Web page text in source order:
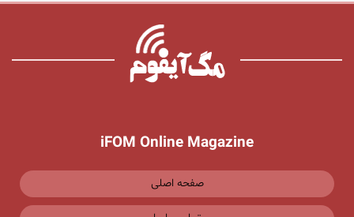
iFOM Online Magazine
صفحه اصلی